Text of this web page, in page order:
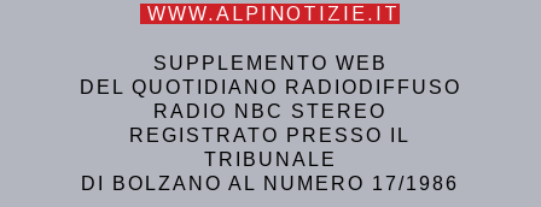
WWW.ALPINOTIZIE.IT
SUPPLEMENTO WEB
DEL QUOTIDIANO RADIODIFFUSO
RADIO NBC STEREO
REGISTRATO PRESSO IL
TRIBUNALE
DI BOLZANO AL NUMERO 17/1986